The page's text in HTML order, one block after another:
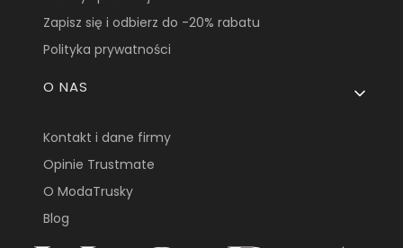
Zapisz się i odbierz do -20% rabatu
Polityka prywatności
O NAS
Kontakt i dane firmy
Opinie Trustmate
O ModaTrusky
Blog